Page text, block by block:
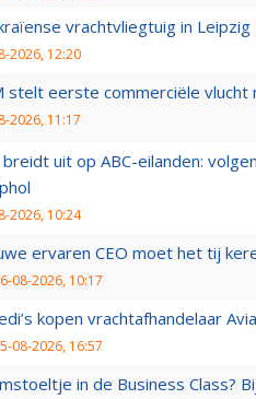
vrachtvliegtuig in
2026, 12:20
stelt eerste commerciële
2026, 11:17
uit op ABC-eilanden:
2026, 10:24
ervaren CEO moet het tij
08-2026, 10:17
kopen vrachtafhandelaar
08-2026, 16:57
in de Business Class?